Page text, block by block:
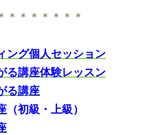
＊＊＊＊＊＊＊
ング個人セッション
る講座体験レッスン
る講座
（初級・上級）